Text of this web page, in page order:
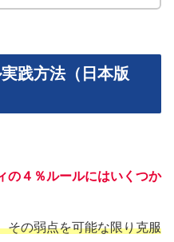
践方法（日本版
の４％ルールにはいくつか
その弱点を可能な限り克服